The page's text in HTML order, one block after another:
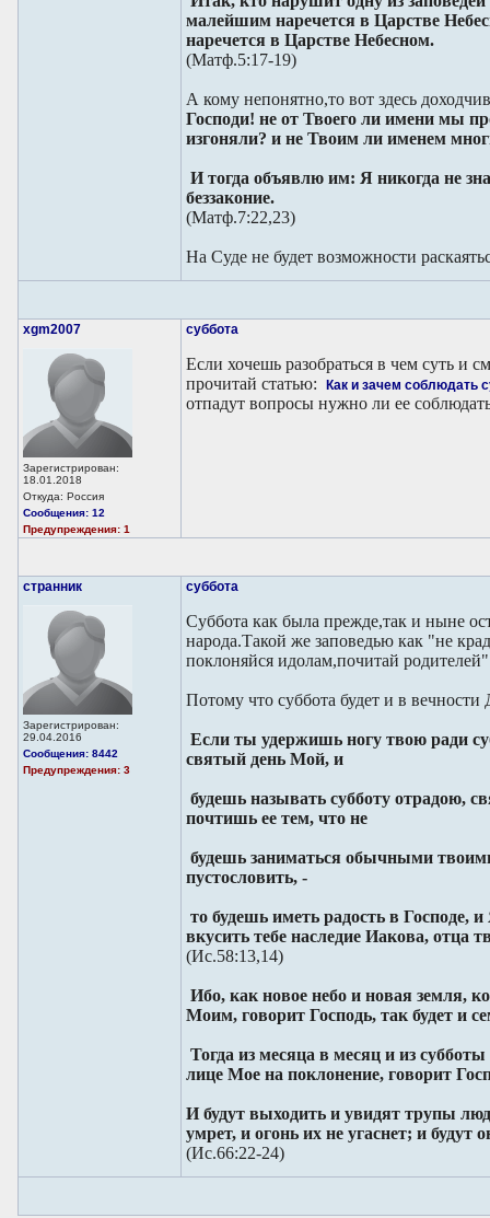
малейшим наречется в Царстве
наречется в Царстве Небесном.
(Матф.5:17-19)
А кому непонятно,то вот здесь
Господи! не от Твоего ли имени мы
изгоняли? и не Твоим ли именем
И тогда объявлю им: Я никогда не
беззаконие.
(Матф.7:22,23)
На Суде не будет возможности
xgm2007
Зарегистрирован:
18.01.2018
Откуда: Россия
Сообщения: 12
Предупреждения: 1
суббота
Если хочешь разобраться в чем суть и
прочитай статью:
Как и зачем соблюдать
отпадут вопросы нужно ли ее
странник
Зарегистрирован:
29.04.2016
Сообщения: 8442
Предупреждения: 3
суббота
Суббота как была прежде,так и ныне
народа.Такой же заповедью как "не
поклоняйся идолам,почитай
Потому что суббота будет и в
Если ты удержишь ногу твою ради
святый день Мой, и
будешь называть субботу отрадою,
почтишь ее тем, что не
будешь заниматься обычными
пустословить, -
то будешь иметь радость в Господе,
вкусить тебе наследие Иакова, отца
(Ис.58:13,14)
Ибо, как новое небо и новая земля,
Моим, говорит Господь, так будет и
Тогда из месяца в месяц и из
лице Мое на поклонение, говорит
И будут выходить и увидят трупы
умрет, и огонь их не угаснет; и будут
(Ис.66:22-24)